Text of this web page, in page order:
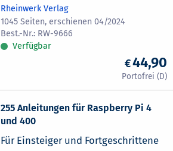
Rheinwerk Verlag
1045 Seiten, erschienen 04/2024
RW-9666
Verfügbar
44,90
255 Anleitungen für Raspberry Pi 4
und 400
Für Einsteiger und Fortgeschrittene